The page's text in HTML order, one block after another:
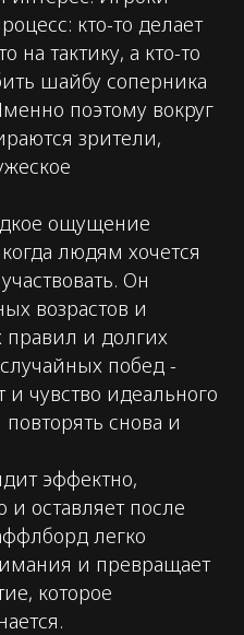
кто-то делает
на тактику, а кто-то
шайбу соперника
поэтому вокруг
зрители,
ощущение
людям хочется
Он
возрастов и
правил и долгих
побед -
и чувство идеального
повторять снова и
эффектно,
оставляет после
легко
и превращает
которое